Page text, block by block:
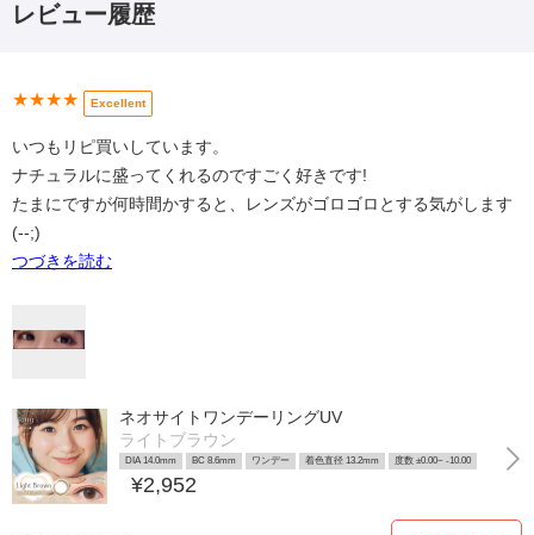
レビュー履歴
★★★★ Excellent
いつもリピ買いしています。
ナチュラルに盛ってくれるのですごく好きです!
たまにですが何時間かすると、レンズがゴロゴロとする気がします
(--;)
つづきを読む
ネオサイトワンデーリングUV
ライトブラウン
DIA 14.0mm BC 8.6mm ワンデー 着色直径 13.2mm 度数 ±0.00~ -10.00
¥2,952